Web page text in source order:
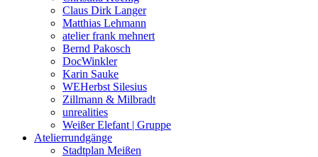
Claus Dirk Langer
Matthias Lehmann
atelier frank mehnert
Bernd Pakosch
DocWinkler
Karin Sauke
WEHerbst Silesius
Zillmann & Milbradt
unrealities
Weißer Elefant | Gruppe
Atelierrundgänge
Stadtplan Meißen